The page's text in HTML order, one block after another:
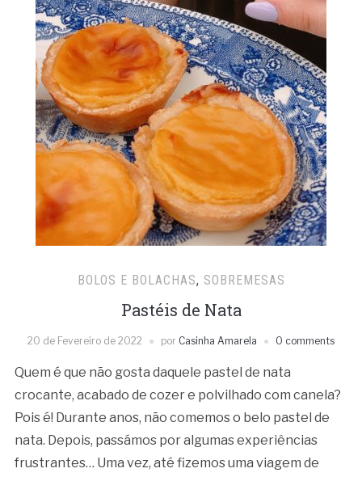
BOLOS E BOLACHAS, SOBREMESAS
Pastéis de Nata
20 de Fevereiro de 2022 por Casinha Amarela 0 comments
Quem é que não gosta daquele pastel de nata
crocante, acabado de cozer e polvilhado com canela?
Pois é! Durante anos, não comemos o belo pastel de
nata. Depois, passámos por algumas experiências
frustrantes… Uma vez, até fizemos uma viagem de